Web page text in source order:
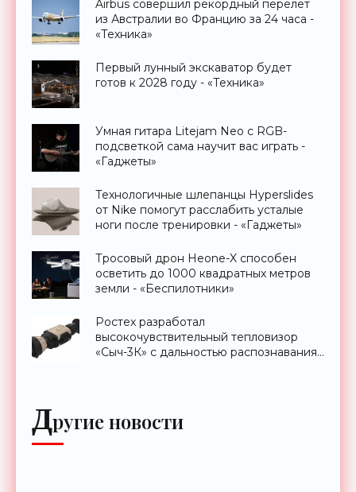
Airbus совершил рекордный перелет
из Австралии во Францию за 24 часа -
«Техника»
Первый лунный экскаватор будет
готов к 2028 году - «Техника»
Умная гитара Litejam Neo с RGB-
подсветкой сама научит вас играть -
«Гаджеты»
Технологичные шлепанцы Hyperslides
от Nike помогут расслабить усталые
ноги после тренировки - «Гаджеты»
Тросовый дрон Heone-X способен
осветить до 1000 квадратных метров
земли - «Беспилотники»
Ростех разработал
высокочувствительный тепловизор
«Сыч-3К» с дальностью распознавания
Другие новости